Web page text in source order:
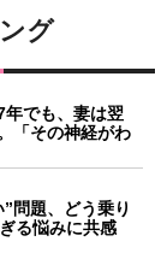
グ
年でも、妻は翌
「その神経がわ
問題、どう乗り
る悩みに共感